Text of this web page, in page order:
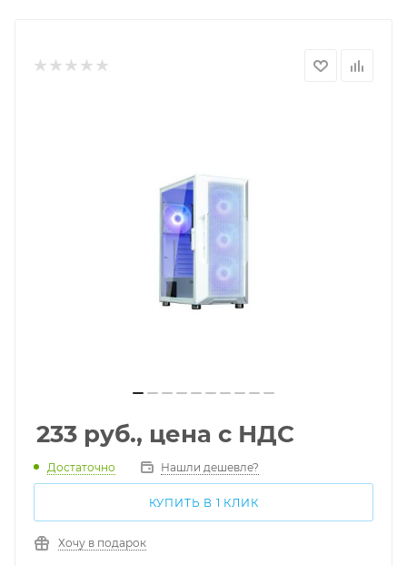
233 руб., цена с НДС
Достаточно Нашли дешевле?
КУПИТЬ В 1 КЛИК
Хочу в подарок